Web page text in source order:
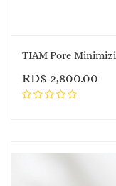
TIAM Pore
RD$ 2,800.00